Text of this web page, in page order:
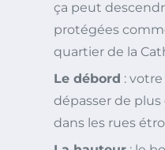
ça peut
protégées
quartier de la
Le débord :
dépasser de plus
dans les rues